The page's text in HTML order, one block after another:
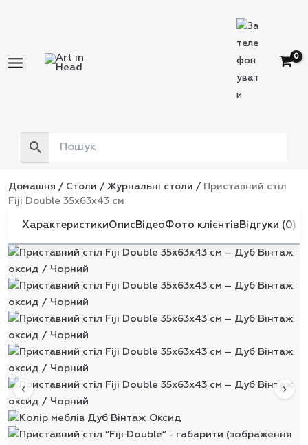
Домашня / Столи / Журнальні столи / Приставний стіл
Fiji Double 35x63x43 см
ХарактеристикиОпис ВідеоФото клієнтів Відгуки (0)